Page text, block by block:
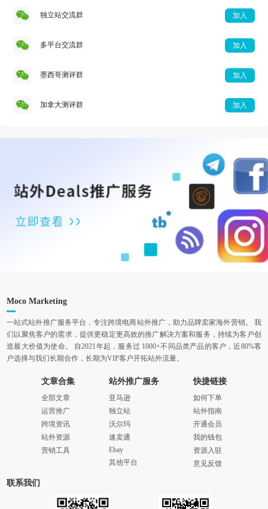
独立站交流群 加入
多平台交流群 加入
墨西哥测评群 加入
加拿大测评群 加入
Moco Marketing
一站式站外推广服务平台，专注跨境电商站外推广，助力品牌卖家海外营销。 我
们以聚焦客户的需求，提供更稳定更高效的推广解决方案和服务，持续为客户创
造最大价值为使命。 自2021年起，服务过 1000+不同品类产品的客户，近80%客
户选择与我们长期合作，长期为VIP客户开拓站外流量。
文章合集
全部文章
运营推广
跨境资讯
站外资源
营销工具
站外推广服务
亚马逊
独立站
沃尔玛
速卖通
Ebay
其他平台
快捷链接
如何下单
站外指南
开通会员
我的钱包
资源入驻
意见反馈
联系我们